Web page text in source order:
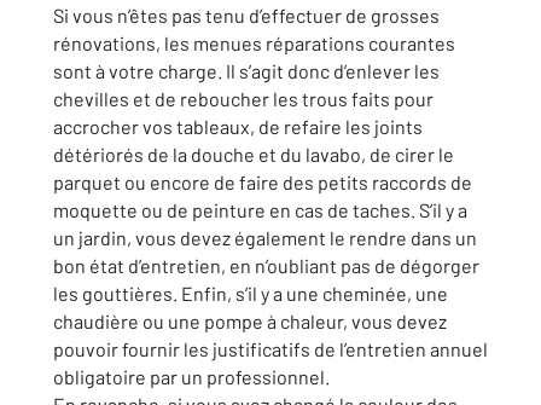
Si vous n’êtes pas tenu d’effectuer de grosses
rénovations, les menues réparations courantes
sont à votre charge. Il s’agit donc d’enlever les
chevilles et de reboucher les trous faits pour
accrocher vos tableaux, de refaire les joints
détériorés de la douche et du lavabo, de cirer le
parquet ou encore de faire des petits raccords de
moquette ou de peinture en cas de taches. S’il y a
un jardin, vous devez également le rendre dans un
bon état d’entretien, en n’oubliant pas de dégorger
les gouttières. Enfin, s’il y a une cheminée, une
chaudière ou une pompe à chaleur, vous devez
pouvoir fournir les justificatifs de l’entretien annuel
obligatoire par un professionnel.